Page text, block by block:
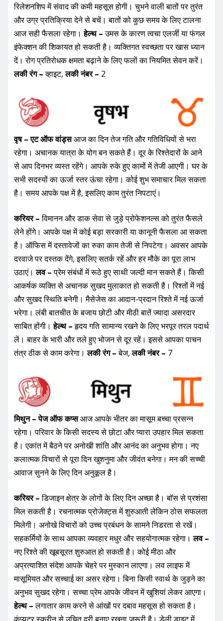
रिलेशनशिप में संवाद की कमी महसूस होगी। चुभने वाली बातों पर तुरंत
और उग्र प्रतिक्रिया देने से बचें। बातों को कुछ समय के लिए टालना
आज सही फैसला रहेगा।हेल्थ –उमस के कारण त्वचा एलर्जी या फंगल
इंफेक्शन की शिकायत हो सकती है। व्यक्तिगत स्वच्छता पर खास ध्यान
दें। रोग प्रतिरोधक क्षमता बढ़ाने के लिए फलों का नियमित सेवन करें।
लकी रंग –व्हाइट,लकी नंबर – 2
वृष – एट ऑफ वांड्सआज का दिन तेज गति और गतिविधियों से भरा
रहेगा। अचानक यात्रा के योग बन सकते हैं। दूर के रिश्तेदारों के आने
से आप दिनभर व्यस्त रहेंगे। आपके रुके हुए कामों में तेजी आएगी। घर के
सभी सदस्यों का ऊर्जा स्तर ऊंचा रहेगा। कोई शुभ समाचार मिल सकता
है। समय आपके पक्ष में है, इसलिए काम तुरंत निपटाएं।
करियर –विमानन और डाक सेवा से जुड़े प्रोफेशनल्स को तुरंत फैसले
लेने होंगे। आपके पक्ष में कोई बड़ा सरकारी या कानूनी फैसला आ सकता
है। ऑफिस में दस्तावेजों का रुका काम तेजी से निपटेगा। अवसर आपके
दरवाजे पर दस्तक देंगे, इसलिए सतर्क रहें और हर मौके का पूरा लाभ
उठाएं।लव –प्रेम संबंधों में रूठे हुए साथी जल्दी मान सकते हैं। किसी
आकर्षक व्यक्ति से अचानक सुखद मुलाकात हो सकती है। रिश्तों में नई
और सुखद स्थिति बनेगी। मैसेजेस का आदान-प्रदान रिश्ते में नई ऊर्जा
भरेगा। लंबी बातचीत के बजाय छोटी और मीठी बातें ज्यादा असरदार
साबित होंगी।हेल्थ –हृदय गति सामान्य रखने के लिए भरपूर तरल पदार्थ
लें। बाहर के भारी और तले हुए भोजन से दूर रहें। इससे आपका पाचन
तंत्र ठीक से काम करेगा।लकी रंग –बेज,लकी नंबर – 7
मिथुन – पेज ऑफ कप्सआज आपके भीतर का मासूम बच्चा प्रसन्न
रहेगा। परिवार के किसी सदस्य से छोटा और प्यारा उपहार मिल सकता
है। एकांत में बैठने पर अनोखी शांति और आनंद का अनुभव होगा। नए
कलात्मक विचारों से पूरा दिन खुशनुमा और जीवंत बनेगा। मन की सच्ची
आवाज सुनने के लिए दिन अनुकूल है।
करियर –डिजाइन क्षेत्र के लोगों के लिए दिन अच्छा है। बॉस से प्रशंसा
मिल सकती है। रचनात्मक प्रोजेक्ट्स में शुरुआती लेकिन ठोस सफलता
मिलेगी। अनोखे विचारों को उच्च प्रबंधन के सामने निडरता से रखें।
सहकर्मियों के साथ आपका व्यवहार मधुर और सहयोगात्मक रहेगा।लव –
नए रिश्ते की खूबसूरत शुरुआत हो सकती है। कोई मीठा और
अप्रत्याशित संदेश आपके चेहरे पर मुस्कान लाएगा। लव लाइफ में
मासूमियत और सच्चाई का असर रहेगा। बिना किसी स्वार्थ के जुड़ने का
अनुभव सुखद रहेगा। सच्चा प्रेम आपके जीवन में खुशियां लेकर आएगा।
हेल्थ –लगातार काम करने से आंखों पर दबाव महसूस हो सकता है।